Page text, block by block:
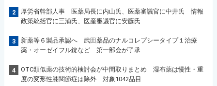
2
厚労省幹部人事 医薬局長に内山氏、医薬審議官に中井氏 情報
政策統括官に三浦氏、医産審議官に安藤氏
3
新薬等６製品承認へ 武田薬品のナルコレプシータイプ１治療
薬・オーゼイフル錠など 第一部会が了承
4
OTC類似薬の技術的検討会が中間取りまとめ 湿布薬は慢性・重
度の変形性膝関節症は除外 対象1042品目